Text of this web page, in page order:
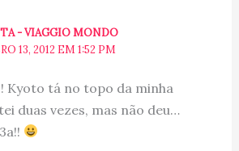
- VIAGGIO MONDO
13, 2012 EM 1:52 PM
Kyoto tá no topo da minha
duas vezes, mas não deu…